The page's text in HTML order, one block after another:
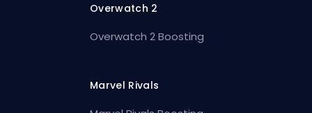
Overwatch 2
Overwatch 2 Boosting
Marvel Rivals